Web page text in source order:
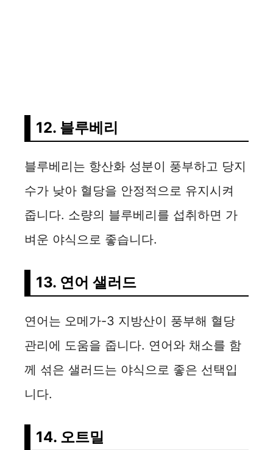
12. 블루베리
블루베리는 항산화 성분이 풍부하고 당지
수가 낮아 혈당을 안정적으로 유지시켜
줍니다. 소량의 블루베리를 섭취하면 가
벼운 야식으로 좋습니다.
13. 연어 샐러드
연어는 오메가-3 지방산이 풍부해 혈당
관리에 도움을 줍니다. 연어와 채소를 함
께 섞은 샐러드는 야식으로 좋은 선택입
니다.
14. 오트밀